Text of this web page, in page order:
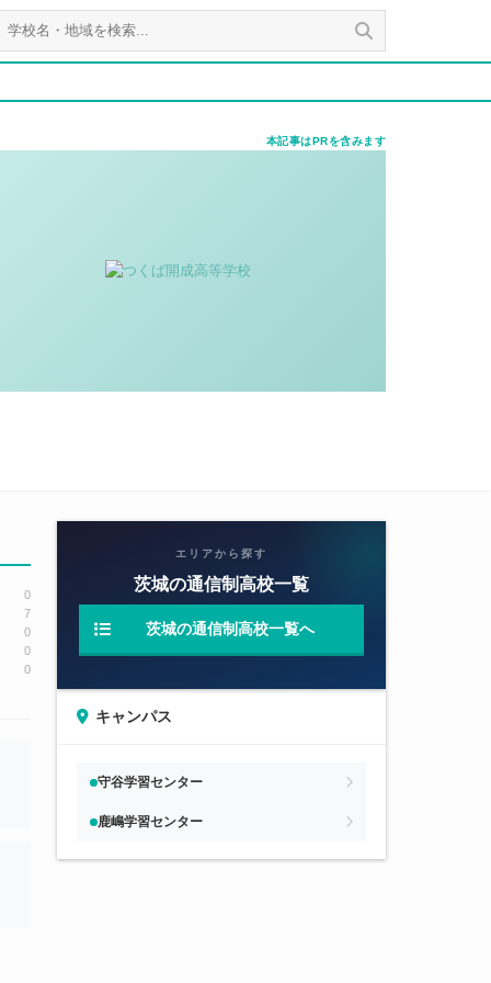
本記事はPRを含みます
0
7
0
0
0
エリアから探す
茨城の通信制高校一覧
茨城の通信制高校一覧へ
キャンパス
守谷学習センター
鹿嶋学習センター